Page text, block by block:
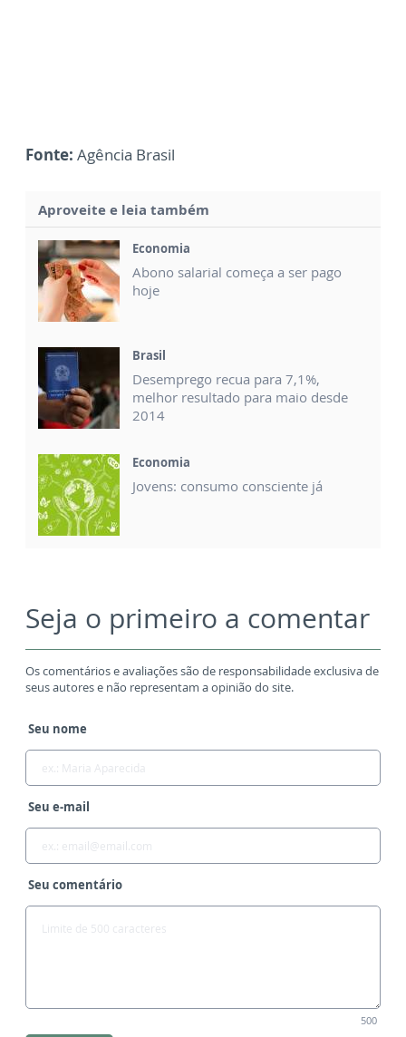
Fonte: Agência Brasil
Aproveite e leia também
Economia
Abono salarial começa a ser pago
hoje
Brasil
Desemprego recua para 7,1%,
melhor resultado para maio desde
2014
Economia
Jovens: consumo consciente já
Seja o primeiro a comentar
Os comentários e avaliações são de responsabilidade exclusiva de
seus autores e não representam a opinião do site.
Seu nome
Seu e-mail
Seu comentário
500